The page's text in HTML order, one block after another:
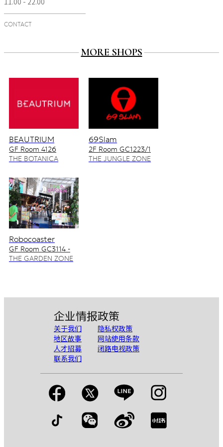
CONTACT
MORE SHOPS
BEAUTRIUM
GF Room 4126
4128/2
THE BOTANICA
69Slam
2F Room GC1223/1
THE JUNGLE ZONE
Robocoaster
GF Room GC3114 -
GC3115
THE GARDEN ZONE
企业情报
关于我们
地区故事
人才招募
联系我们
政策
隐私权政策
网站使用条款
闭路电视政策